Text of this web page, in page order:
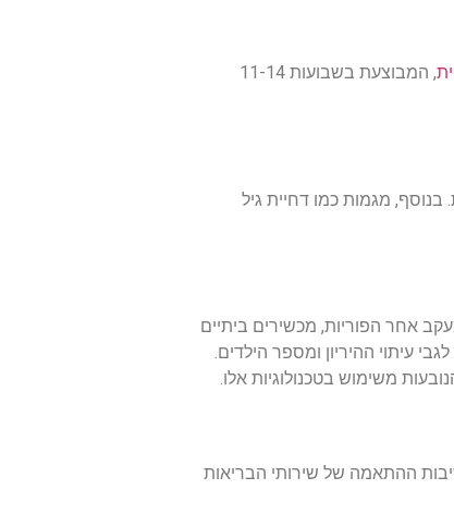
, המבוצעת בשבועות 11-14
מגמות כמו דחיית גיל
אחר הפוריות, מכשירים ביתיים
עיתוי ההיריון ומספר הילדים.
משימוש בטכנולוגיות אלו.
ההתאמה של שירותי הבריאות